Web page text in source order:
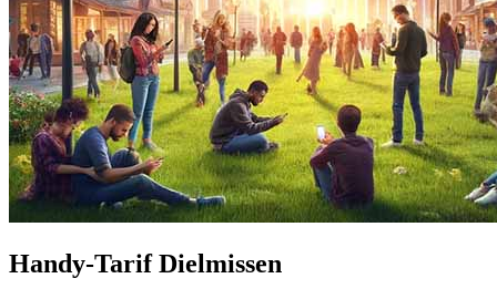
Handy-Tarif Dielmissen